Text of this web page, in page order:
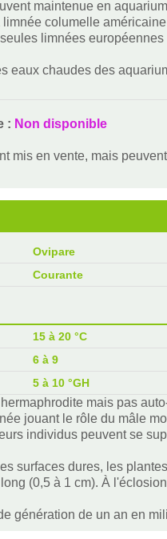
maintenue en
columelle
limnées
eaux chaudes des
: Non disponible
mis en vente, mais
Ovipare
Courante
15 à 20 °C
6 à 9
5 à 10 °GH
mais pas
jouant le rôle du mâle
individus peuvent se
surfaces dures, les
(0,5 à 1 cm). À
génération de un an en